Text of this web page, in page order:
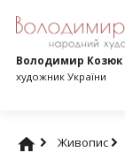
Володимир Козюк
художник України
Живопис